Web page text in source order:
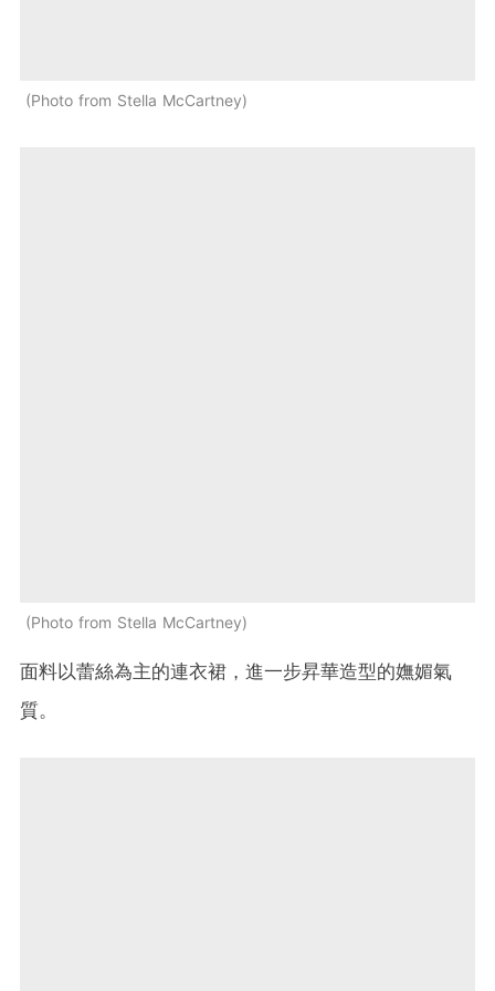
Photo from Stella McCartney
Photo from Stella McCartney
面料以蕾絲為主的連衣裙，進一步昇華造型的嫵媚氣
質。